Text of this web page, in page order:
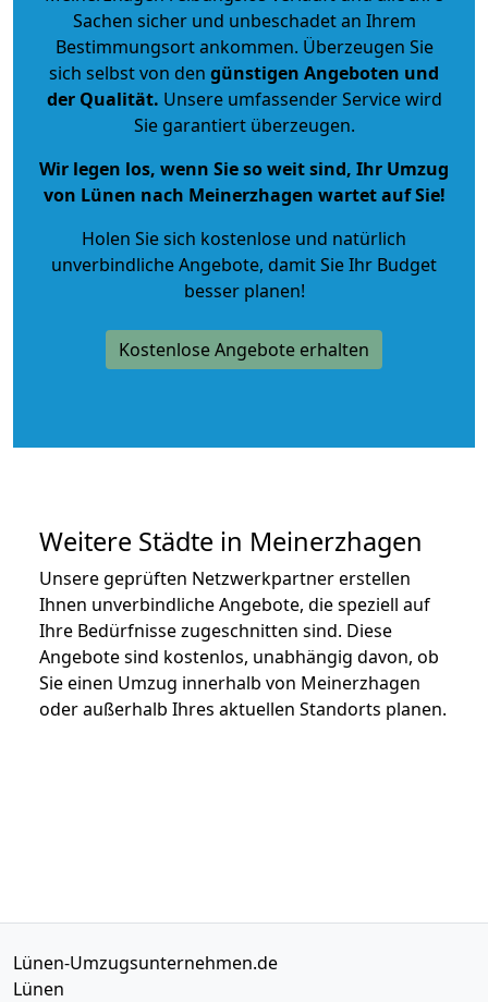
Sachen sicher und unbeschadet an Ihrem
Bestimmungsort ankommen. Überzeugen Sie
sich selbst von den günstigen Angeboten und
der Qualität. Unsere umfassender Service wird
Sie garantiert überzeugen.
Wir legen los, wenn Sie so weit sind, Ihr Umzug
von Lünen nach Meinerzhagen wartet auf Sie!
Holen Sie sich kostenlose und natürlich
unverbindliche Angebote, damit Sie Ihr Budget
besser planen!
Kostenlose Angebote erhalten
Weitere Städte in Meinerzhagen
Unsere geprüften Netzwerkpartner erstellen
Ihnen unverbindliche Angebote, die speziell auf
Ihre Bedürfnisse zugeschnitten sind. Diese
Angebote sind kostenlos, unabhängig davon, ob
Sie einen Umzug innerhalb von Meinerzhagen
oder außerhalb Ihres aktuellen Standorts planen.
Lünen-Umzugsunternehmen.de
Lünen